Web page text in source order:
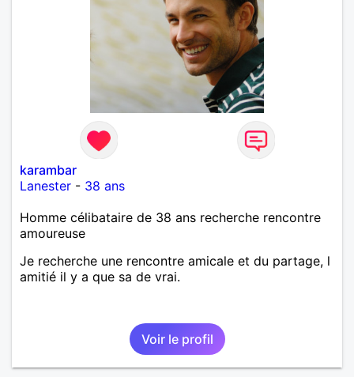
karambar
Lanester - 38 ans
Homme célibataire de 38 ans recherche rencontre
amoureuse
Je recherche une rencontre amicale et du partage, l
amitié il y a que sa de vrai.
Voir le profil